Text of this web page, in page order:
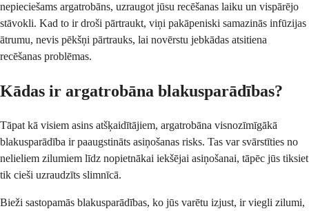
nepieciešams argatrobāns, uzraugot jūsu recēšanas laiku un vispārējo
stāvokli. Kad to ir droši pārtraukt, viņi pakāpeniski samazinās infūzijas
ātrumu, nevis pēkšņi pārtrauks, lai novērstu jebkādas atsitiena
recēšanas problēmas.
Kādas ir argatrobāna blakusparādības?
Tāpat kā visiem asins atšķaidītājiem, argatrobāna visnozīmīgākā
blakusparādība ir paaugstināts asiņošanas risks. Tas var svārstīties no
nelieliem zilumiem līdz nopietnākai iekšējai asiņošanai, tāpēc jūs tiksiet
tik cieši uzraudzīts slimnīcā.
Bieži sastopamās blakusparādības, ko jūs varētu izjust, ir viegli zilumi,